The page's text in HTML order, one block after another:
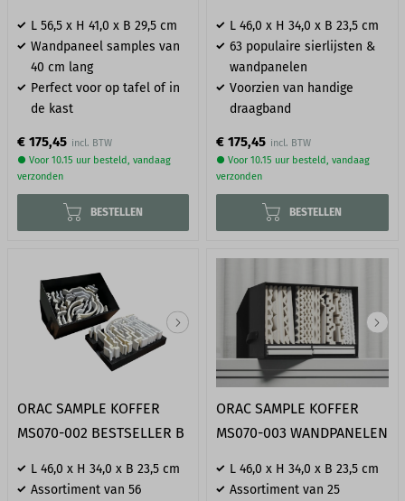
L 56,5 x H 41,0 x B 29,5 cm
Wandpaneel samples van
40 cm lang
Perfect voor op tafel of in
de kast
€ 175,45
● Voor 10.15 uur besteld, vandaag
verzonden
BESTELLEN
L 46,0 x H 34,0 x B 23,5 cm
63 populaire sierlijsten &
wandpanelen
Voorzien van handige
draagband
€ 175,45
● Voor 10.15 uur besteld, vandaag
verzonden
BESTELLEN
ORAC SAMPLE KOFFER
MS070-002 BESTSELLER B
L 46,0 x H 34,0 x B 23,5 cm
Assortiment van 56
ORAC SAMPLE KOFFER
MS070-003 WANDPANELEN
L 46,0 x H 34,0 x B 23,5 cm
Assortiment van 25